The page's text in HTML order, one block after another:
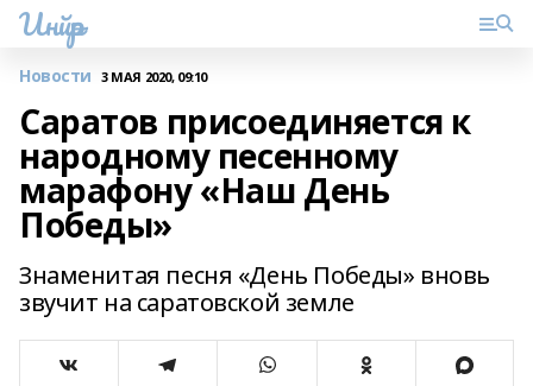
Инйәр
Новости 3 МАЯ 2020, 09:10
Саратов присоединяется к
народному песенному
марафону «Наш День
Победы»
Знаменитая песня «День Победы» вновь
звучит на саратовской земле